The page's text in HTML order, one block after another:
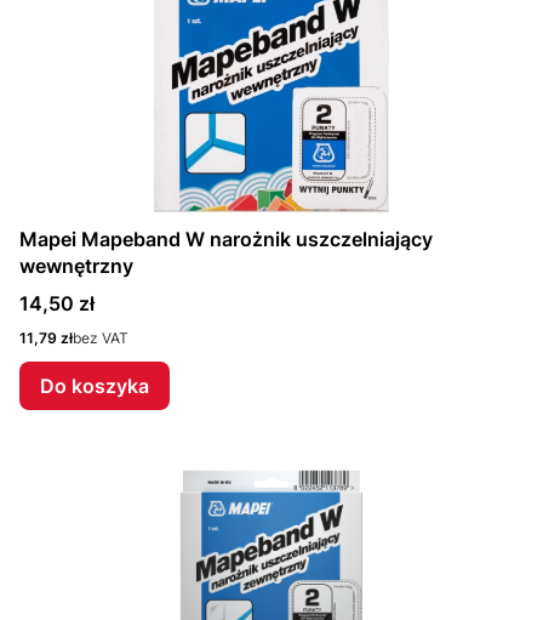
Mapei Mapeband W narożnik uszczelniający
wewnętrzny
Cena
14,50 zł
Cena
11,79 złbez VAT
Do koszyka